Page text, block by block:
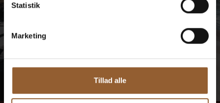
Statistik
Marketing
Tillad alle